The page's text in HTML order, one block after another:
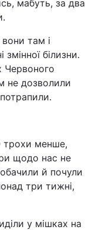
мабуть, за два
там і
змінної білизни.
Червоного
не дозволили
трохи менше,
щодо нас не
й почули
три тижні,
у мішках на